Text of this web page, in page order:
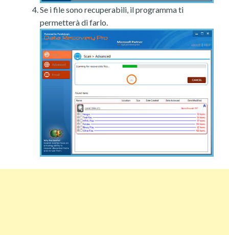
Se i file sono recuperabili, il programma ti
permetterà di farlo.